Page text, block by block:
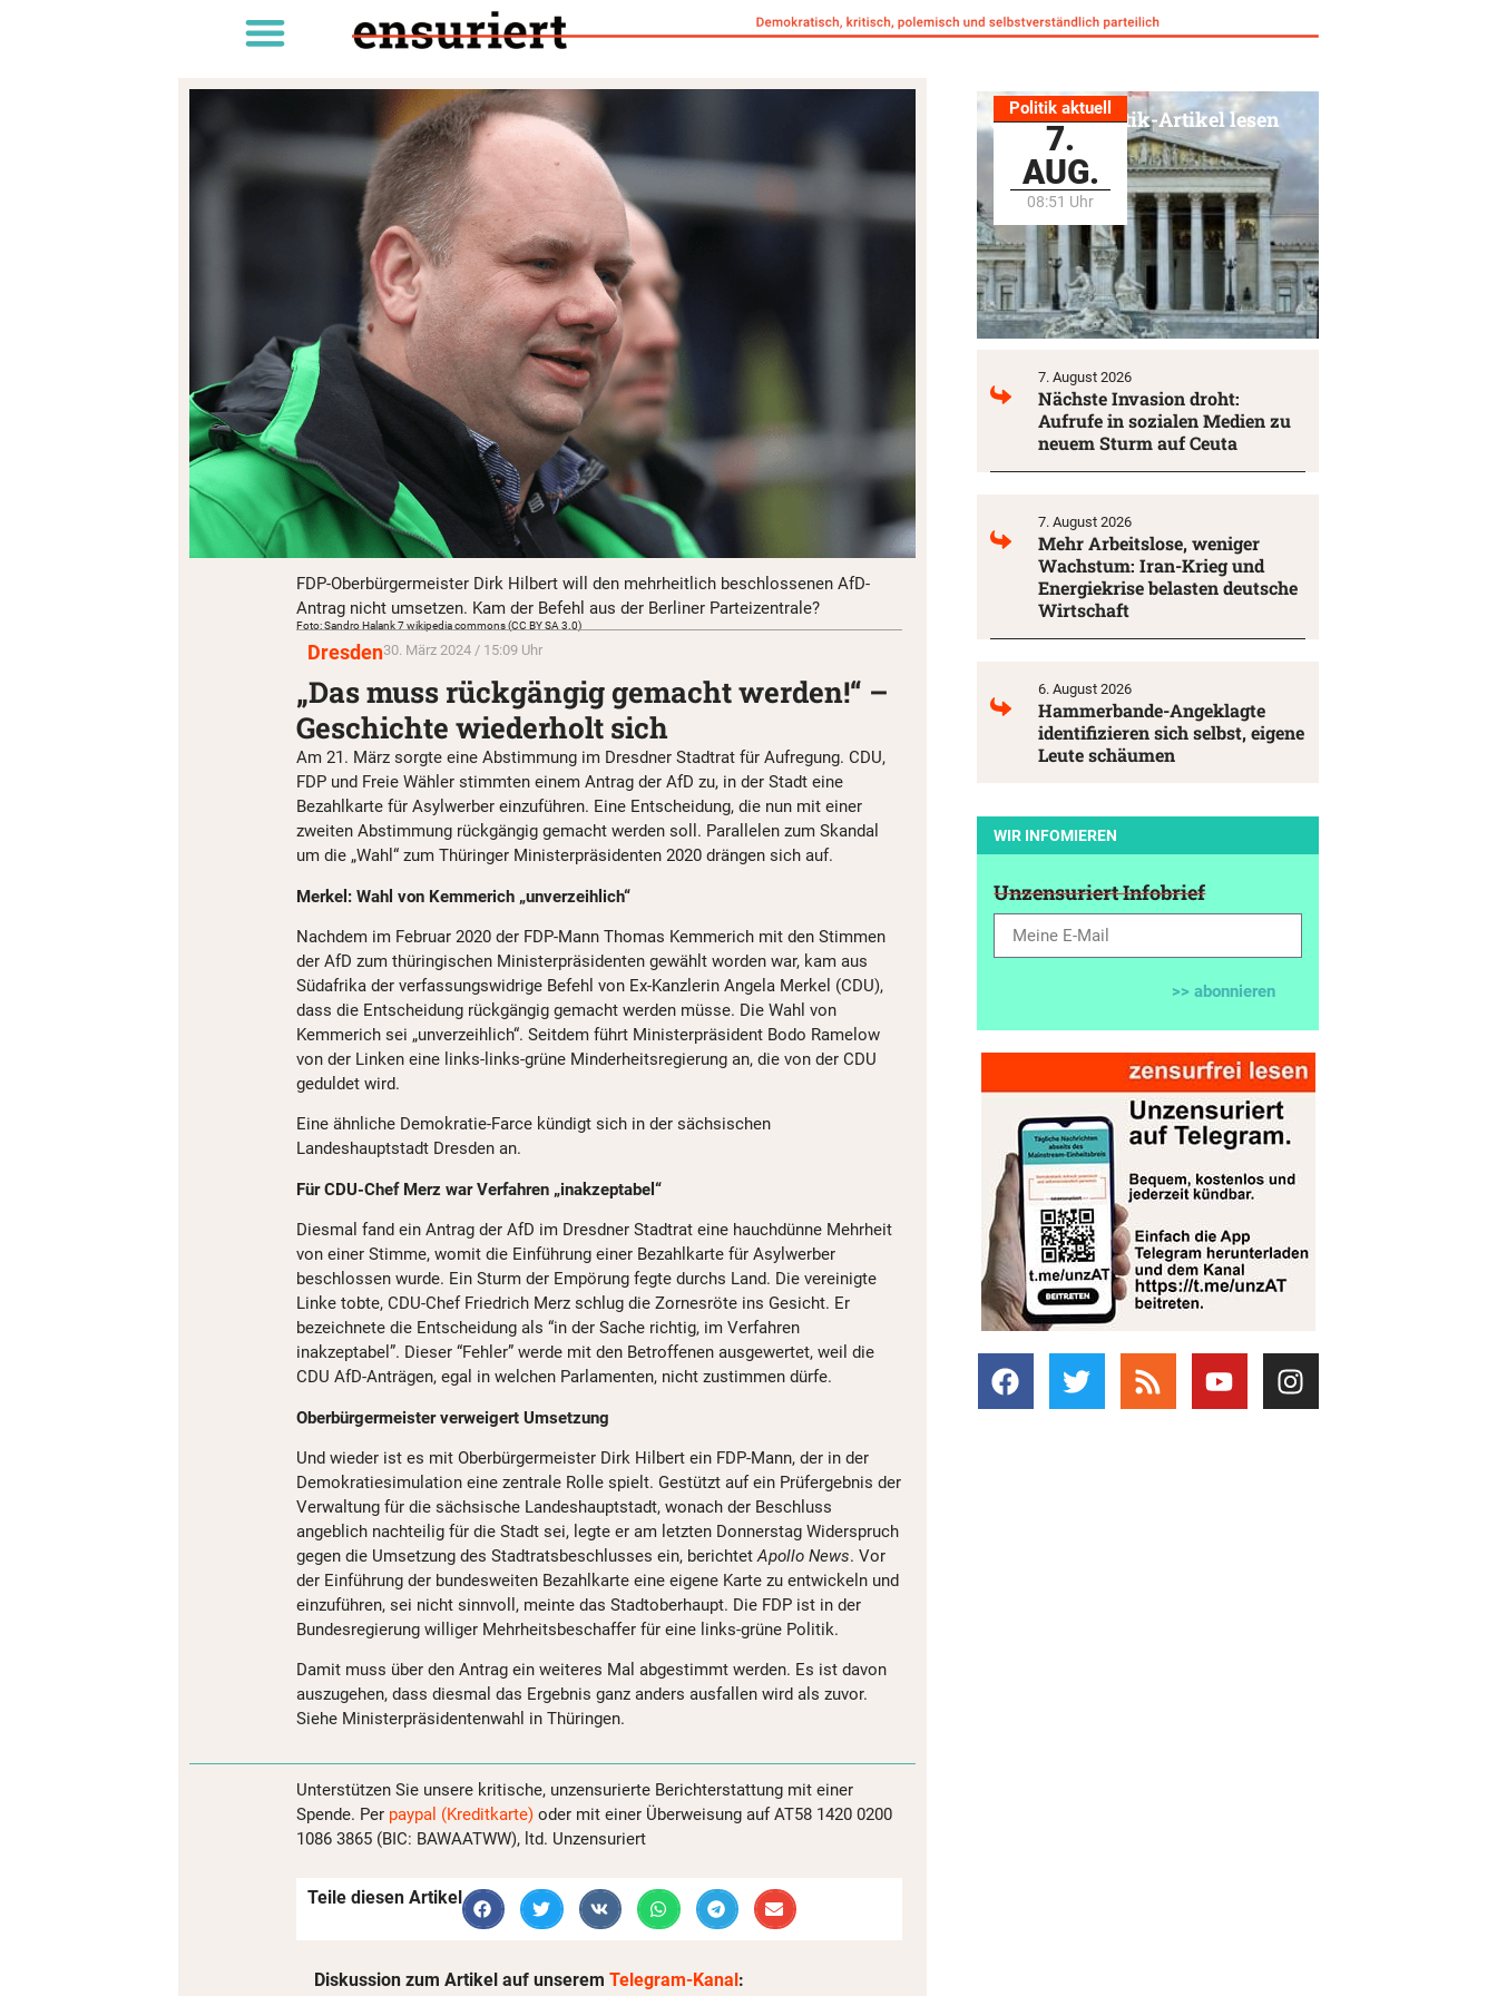
FDP-Oberbürgermeister Dirk Hilbert will den mehrheitlich beschlossenen AfD-
Antrag nicht umsetzen. Kam der Befehl aus der Berliner Parteizentrale?
Foto: Sandro Halank 7 wikipedia commons (CC BY SA 3.0)
Dresden30. März 2024 / 15:09 Uhr
„Das muss rückgängig gemacht werden!“ –
Geschichte wiederholt sich
Am 21. März sorgte eine Abstimmung im Dresdner Stadtrat für Aufregung. CDU,
FDP und Freie Wähler stimmten einem Antrag der AfD zu, in der Stadt eine
Bezahlkarte für Asylwerber einzuführen. Eine Entscheidung, die nun mit einer
zweiten Abstimmung rückgängig gemacht werden soll. Parallelen zum Skandal
um die „Wahl“ zum Thüringer Ministerpräsidenten 2020 drängen sich auf.
Merkel: Wahl von Kemmerich „unverzeihlich“
Nachdem im Februar 2020 der FDP-Mann Thomas Kemmerich mit den Stimmen
der AfD zum thüringischen Ministerpräsidenten gewählt worden war, kam aus
Südafrika der verfassungswidrige Befehl von Ex-Kanzlerin Angela Merkel (CDU),
dass die Entscheidung rückgängig gemacht werden müsse. Die Wahl von
Kemmerich sei „unverzeihlich“. Seitdem führt Ministerpräsident Bodo Ramelow
von der Linken eine links-links-grüne Minderheitsregierung an, die von der CDU
geduldet wird.
Eine ähnliche Demokratie-Farce kündigt sich in der sächsischen
Landeshauptstadt Dresden an.
Für CDU-Chef Merz war Verfahren „inakzeptabel“
Diesmal fand ein Antrag der AfD im Dresdner Stadtrat eine hauchdünne Mehrheit
von einer Stimme, womit die Einführung einer Bezahlkarte für Asylwerber
beschlossen wurde. Ein Sturm der Empörung fegte durchs Land. Die vereinigte
Linke tobte, CDU-Chef Friedrich Merz schlug die Zornesröte ins Gesicht. Er
bezeichnete die Entscheidung als “in der Sache richtig, im Verfahren
inakzeptabel”. Dieser “Fehler” werde mit den Betroffenen ausgewertet, weil die
CDU AfD-Anträgen, egal in welchen Parlamenten, nicht zustimmen dürfe.
Oberbürgermeister verweigert Umsetzung
Und wieder ist es mit Oberbürgermeister Dirk Hilbert ein FDP-Mann, der in der
Demokratiesimulation eine zentrale Rolle spielt. Gestützt auf ein Prüfergebnis der
Verwaltung für die sächsische Landeshauptstadt, wonach der Beschluss
angeblich nachteilig für die Stadt sei, legte er am letzten Donnerstag Widerspruch
gegen die Umsetzung des Stadtratsbeschlusses ein, berichtetApollo News. Vor
der Einführung der bundesweiten Bezahlkarte eine eigene Karte zu entwickeln und
einzuführen, sei nicht sinnvoll, meinte das Stadtoberhaupt. Die FDP ist in der
Bundesregierung williger Mehrheitsbeschaffer für eine links-grüne Politik.
Damit muss über den Antrag ein weiteres Mal abgestimmt werden. Es ist davon
auszugehen, dass diesmal das Ergebnis ganz anders ausfallen wird als zuvor.
Siehe Ministerpräsidentenwahl in Thüringen.
Unterstützen Sie unsere kritische, unzensurierte Berichterstattung mit einer
Spende. Per paypal (Kreditkarte) oder mit einer Überweisung auf AT58 1420 0200
1086 3865 (BIC: BAWAATWW), ltd. Unzensuriert
Teile diesen Artikel
Diskussion zum Artikel auf unserem Telegram-Kanal:
Politik aktuell
7.
AUG.
08:51 Uhr
Alle Politik-Artikel lesen
7. August 2026
Nächste Invasion droht:
Aufrufe in sozialen Medien zu
neuem Sturm auf Ceuta
7. August 2026
Mehr Arbeitslose, weniger
Wachstum: Iran-Krieg und
Energiekrise belasten deutsche
Wirtschaft
6. August 2026
Hammerbande-Angeklagte
identifizieren sich selbst, eigene
Leute schäumen
WIR INFOMIEREN
Unzensuriert Infobrief
>> abonnieren